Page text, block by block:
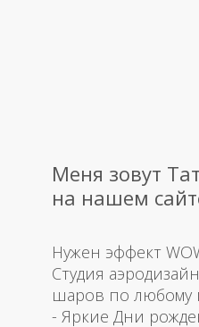
Меня зовут
на нашем
Нужен эффект
Студия
шаров по любому
- Яркие Дни